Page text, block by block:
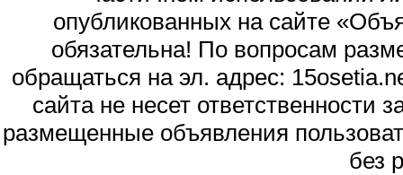
опубликованных на сайте
обязательна! По вопросам
обращаться на эл. адрес:
сайта не несет
размещенные объявления
без